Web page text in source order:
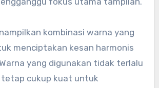
kombinasi warna yang
menciptakan kesan harmonis
yang digunakan tidak terlalu
cukup kuat untuk